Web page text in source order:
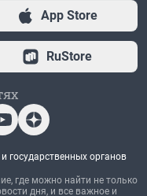
App Store
RuStore
государственных органов
где можно найти не только
дня, и все важное и